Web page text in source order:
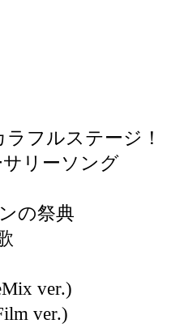
フルステージ！
リーソング
の祭典
ver.)
ver.)